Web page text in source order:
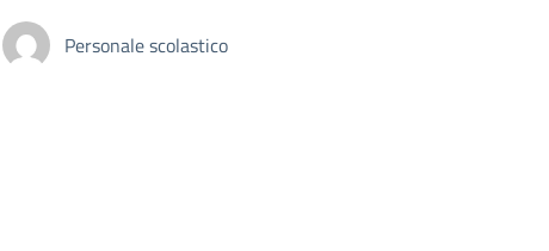
Personale scolastico